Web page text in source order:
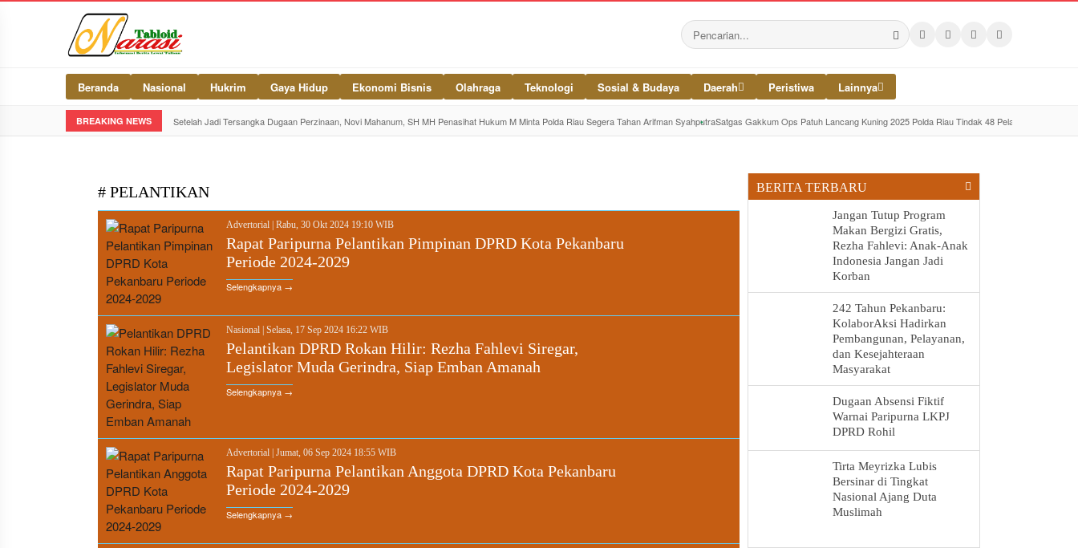
Beranda Nasional Hukrim Gaya Hidup Ekonomi Bisnis Olahraga Teknologi Sosial & Budaya Daerah Peristiwa Lainnya
BREAKING NEWS Setelah Jadi Tersangka Dugaan Perzinaan, Novi Mahanum, SH MH Penasihat Hukum M Minta Polda Riau Segera Tahan Arifman SyahputraSatgas Gakkum Ops Patuh Lancang Kuning 2025 Polda Riau Tindak 48 Pelanggaran di
# PELANTIKAN
Advertorial Rabu, 30 Okt 2024 19:10 WIB
Rapat Paripurna Pelantikan Pimpinan DPRD Kota Pekanbaru
Periode 2024-2029
Selengkapnya →
Nasional Selasa, 17 Sep 2024 16:22 WIB
Pelantikan DPRD Rokan Hilir: Rezha Fahlevi Siregar,
Legislator Muda Gerindra, Siap Emban Amanah
Selengkapnya →
Advertorial Jumat, 06 Sep 2024 18:55 WIB
Rapat Paripurna Pelantikan Anggota DPRD Kota Pekanbaru
Periode 2024-2029
Selengkapnya →
BERITA TERBARU
Jangan Tutup Program
Makan Bergizi Gratis,
Rezha Fahlevi: Anak-Anak
Indonesia Jangan Jadi
Korban
242 Tahun Pekanbaru:
KolaborAksi Hadirkan
Pembangunan, Pelayanan,
dan Kesejahteraan
Masyarakat
Dugaan Absensi Fiktif
Warnai Paripurna LKPJ
DPRD Rohil
Tirta Meyrizka Lubis
Bersinar di Tingkat
Nasional Ajang Duta
Muslimah